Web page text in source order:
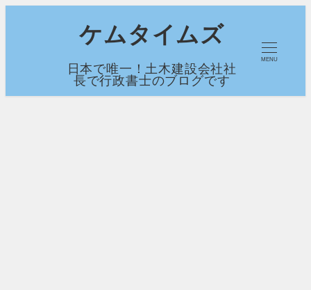
コ
ケムタイムズ
日本で唯一！土木建設会社社
長で行政書士のブログです
MENU